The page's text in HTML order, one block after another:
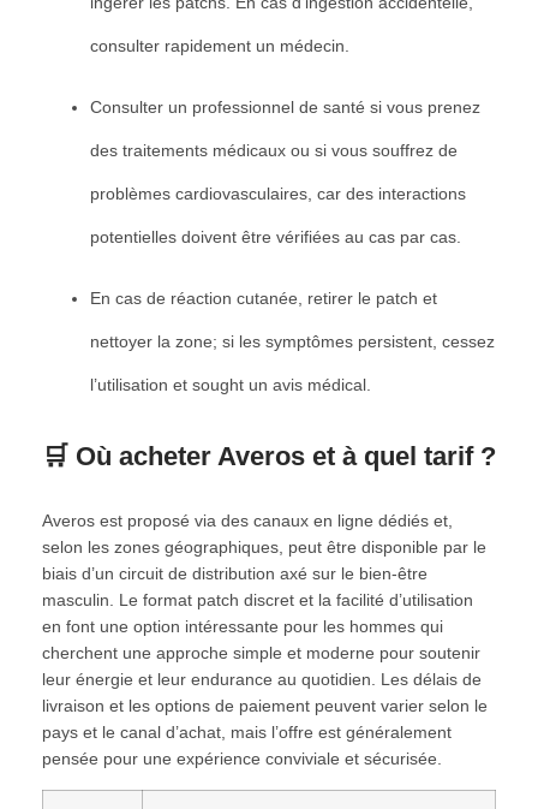
consulter rapidement un médecin.
Consulter un professionnel de santé si vous prenez
des traitements médicaux ou si vous souffrez de
problèmes cardiovasculaires, car des interactions
potentielles doivent être vérifiées au cas par cas.
En cas de réaction cutanée, retirer le patch et
nettoyer la zone; si les symptômes persistent, cessez
l’utilisation et sought un avis médical.
🛒 Où acheter Averos et à quel tarif ?
Averos est proposé via des canaux en ligne dédiés et,
selon les zones géographiques, peut être disponible par le
biais d’un circuit de distribution axé sur le bien‑être
masculin. Le format patch discret et la facilité d’utilisation
en font une option intéressante pour les hommes qui
cherchent une approche simple et moderne pour soutenir
leur énergie et leur endurance au quotidien. Les délais de
livraison et les options de paiement peuvent varier selon le
pays et le canal d’achat, mais l’offre est généralement
pensée pour une expérience conviviale et sécurisée.